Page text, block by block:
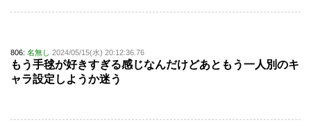
806: 名無し 2024/05/15(水) 20:12:36.76
もう手毬が好きすぎる感じなんだけどあともう一人別のキ
ャラ設定しようか迷う